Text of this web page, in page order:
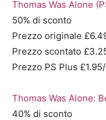
Thomas Was Alone
50% di sconto
Prezzo originale
Prezzo scontato
Prezzo PS Plus
Thomas Was Alone:
40% di sconto